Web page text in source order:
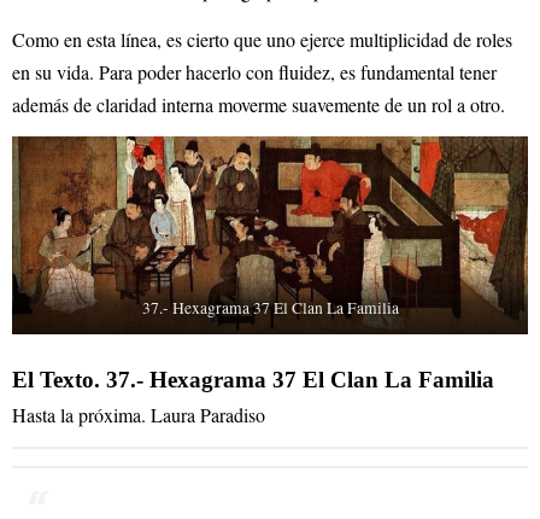
Como en esta línea, es cierto que uno ejerce multiplicidad de roles
en su vida. Para poder hacerlo con fluidez, es fundamental tener
además de claridad interna moverme suavemente de un rol a otro.
37.- Hexagrama 37 El Clan La Familia
El Texto. 37.- Hexagrama 37 El Clan La Familia
Hasta la próxima. Laura Paradiso